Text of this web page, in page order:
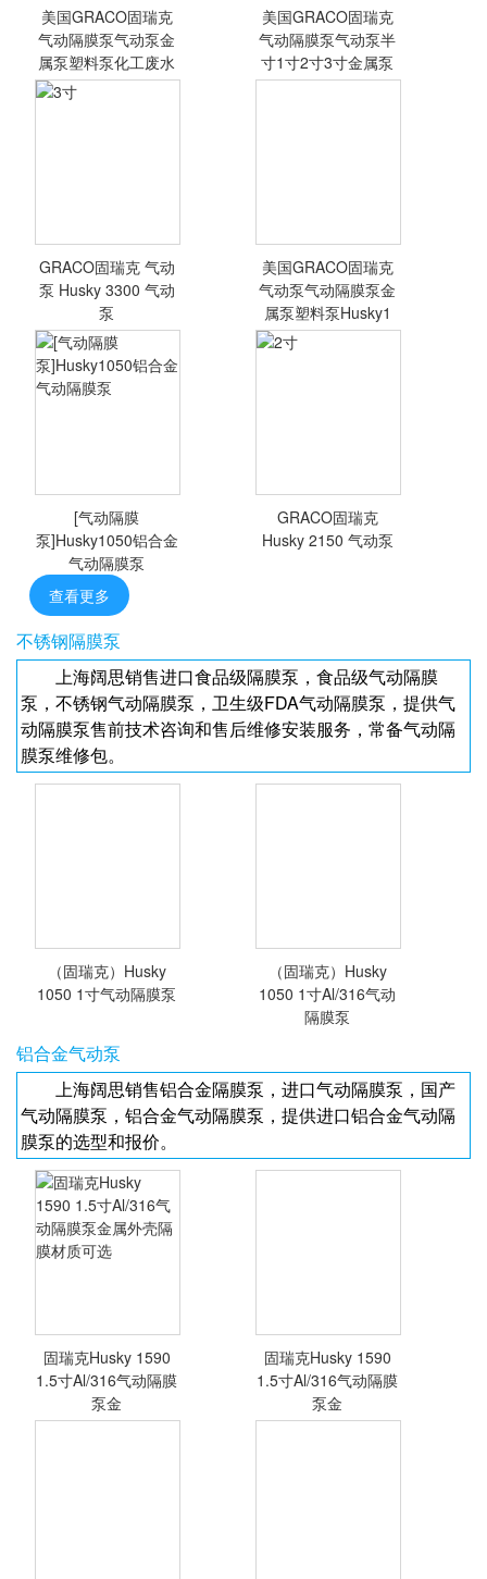
<查看详情> <查看详情>
<查看详情>
美国GRACO固瑞克
气动隔膜泵气动泵金
属泵塑料泵化工废水
油墨
<查看详情>
美国GRACO固瑞克
气动隔膜泵气动泵半
寸1寸2寸3寸金属泵
塑
3寸
<查看详情>
GRACO固瑞克 气动
泵 Husky 3300 气动
泵
<查看详情>
美国GRACO固瑞克
气动泵气动隔膜泵金
属泵塑料泵Husky1
[气动隔膜
泵]Husky1050铝
合金气动隔膜泵
<查看详情>
[气动隔膜
泵]Husky1050铝合金
气动隔膜泵
<查看详情>
GRACO固瑞克
Husky 2150 气动泵
查看更多
不锈钢隔膜泵
上海阔思销售进口食品级隔膜泵，食品级气动隔膜
泵，不锈钢气动隔膜泵，卫生级FDA气动隔膜泵，提供气
动隔膜泵售前技术咨询和售后维修安装服务，常备气动隔
膜泵维修包。
<查看详情>
（固瑞克）Husky
1050 1寸气动隔膜泵
（固瑞克）Husky
1050 1寸Al/316气动
隔膜泵
铝合金气动泵
上海阔思销售铝合金隔膜泵，进口气动隔膜泵，国产
气动隔膜泵，铝合金气动隔膜泵，提供进口铝合金气动隔
膜泵的选型和报价。
固瑞克Husky 1590
1.5寸Al/316气动隔膜
泵金
固瑞克Husky 1590
1.5寸Al/316气动隔膜
泵金